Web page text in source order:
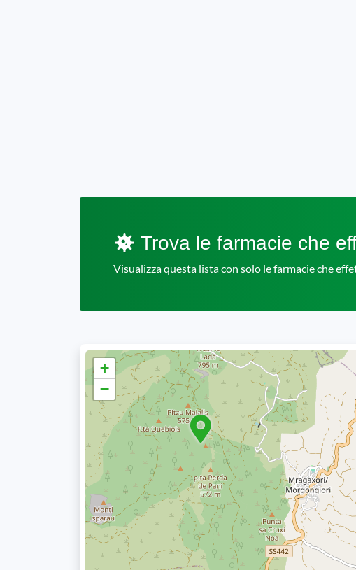
Trova le farmacie che
Visualizza questa lista con solo le farmacie che
+
−